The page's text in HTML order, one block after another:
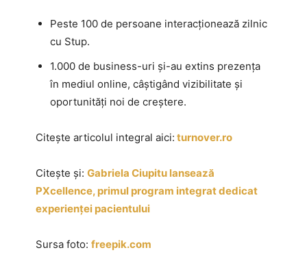
Peste 100 de persoane interacționează zilnic
cu Stup.
1.000 de business-uri și-au extins prezența
în mediul online, câștigând vizibilitate și
oportunități noi de creștere.
Citește articolul integral aici: turnover.ro
Citește și: Gabriela Ciupitu lansează
PXcellence, primul program integrat dedicat
experienței pacientului
Sursa foto: freepik.com